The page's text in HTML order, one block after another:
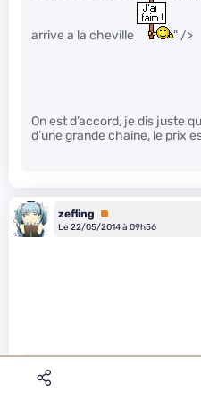
arrive a la cheville " />
On est d’accord, je dis juste
d’une grande chaine, le prix
zefling
Premium
Le 22/05/2014 à 09h56
Soltek a écrit :